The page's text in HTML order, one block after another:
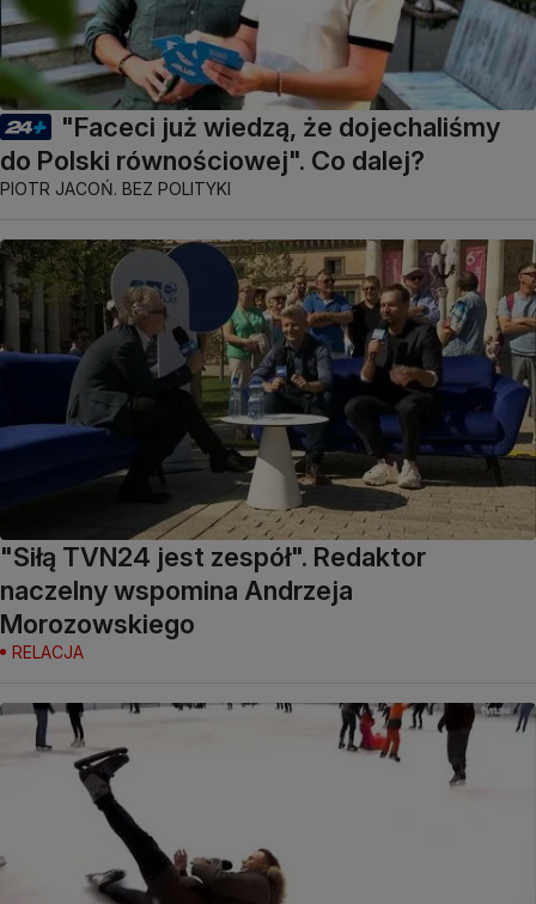
"Faceci już wiedzą, że dojechaliśmy
do Polski równościowej". Co dalej?
PIOTR JACOŃ. BEZ POLITYKI
"Siłą TVN24 jest zespół". Redaktor
naczelny wspomina Andrzeja
Morozowskiego
RELACJA